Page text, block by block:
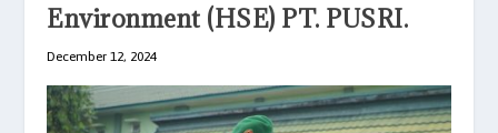
Environment (HSE) PT. PUSRI.
December 12, 2024